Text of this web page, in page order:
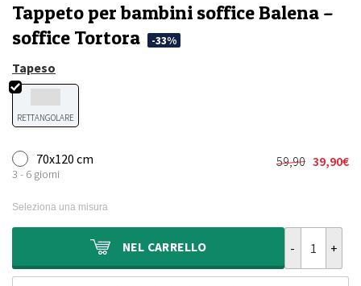
Tappeto per bambini soffice Balena –
soffice Tortora
-33%
Tapeso
RETTANGOLARE
70x120 cm
3 - 6 giorni
59,90
Il
59,90€.
39,90€
Il
39,90€.
Seleziona una misura
NEL CARRELLO